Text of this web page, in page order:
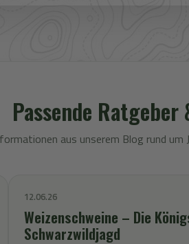
Passende
aus unserem Blog rund um
12.06.26
Weizenschweine – Die
Schwarzwildjagd